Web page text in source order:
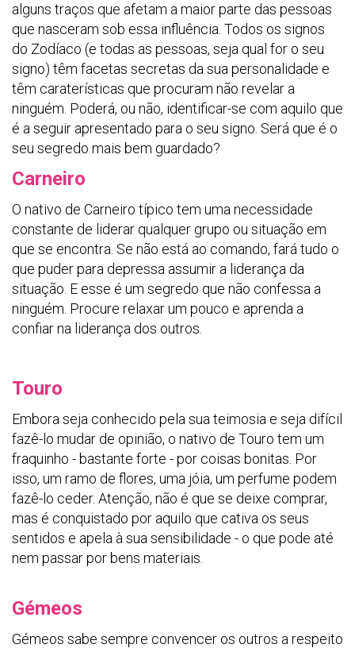
alguns traços que afetam a maior parte das pessoas
que nasceram sob essa influência. Todos os signos
do Zodíaco (e todas as pessoas, seja qual for o seu
signo) têm facetas secretas da sua personalidade e
têm caraterísticas que procuram não revelar a
ninguém. Poderá, ou não, identificar-se com aquilo que
é a seguir apresentado para o seu signo. Será que é o
seu segredo mais bem guardado?
Carneiro
O nativo de Carneiro típico tem uma necessidade
constante de liderar qualquer grupo ou situação em
que se encontra. Se não está ao comando, fará tudo o
que puder para depressa assumir a liderança da
situação. E esse é um segredo que não confessa a
ninguém. Procure relaxar um pouco e aprenda a
confiar na liderança dos outros.
Touro
Embora seja conhecido pela sua teimosia e seja difícil
fazê-lo mudar de opinião, o nativo de Touro tem um
fraquinho - bastante forte - por coisas bonitas. Por
isso, um ramo de flores, uma jóia, um perfume podem
fazê-lo ceder. Atenção, não é que se deixe comprar,
mas é conquistado por aquilo que cativa os seus
sentidos e apela à sua sensibilidade - o que pode até
nem passar por bens materiais.
Gémeos
Gémeos sabe sempre convencer os outros a respeito